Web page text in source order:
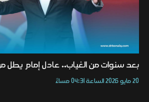
بعد سنوات من الغياب.. عادل إمام يطل
20 مايو 2026 الساعة 04:31 مساءً